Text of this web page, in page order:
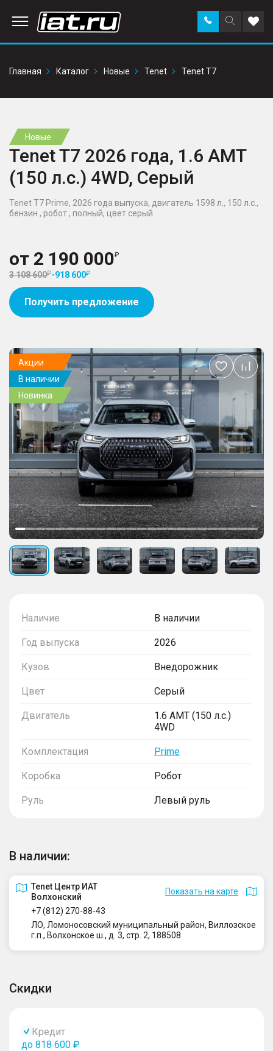
Поиск
по
Заказать
звонок в
Главная
Каталог Новые Tenet Tenet T7
Новые
Tenet T7 2026 года, 1.6 AMT
(150 л.с.) 4WD, Серый
Tenet T7 Prime, 2026 года выпуска, двигатель 1598 л., 150 л.с.,
бензин , робот , полный, цвет серый
от 2 190 000
3 108 600 -918 600
Получить предложение
Наличие В наличии
Год выпуска 2026
Кузов Внедорожник
Цвет Серый
Двигатель
1.6 AMT (150 л.с.)
4WD
Комплектация Prime
Коробка Робот
Руль Левый руль
В наличии:
Tenet Центр ИАТ
Волхонский
Показать на карте
+7 (812) 270-88-43
ЛО, Ломоносовский муниципальный район, Виллозское
г.п., Волхонское ш., д. 3, стр. 2, 188508
Скидки
Кредит
до 818 600 ₽
Акции
В наличии
Новинка
Добавить
в
избранное